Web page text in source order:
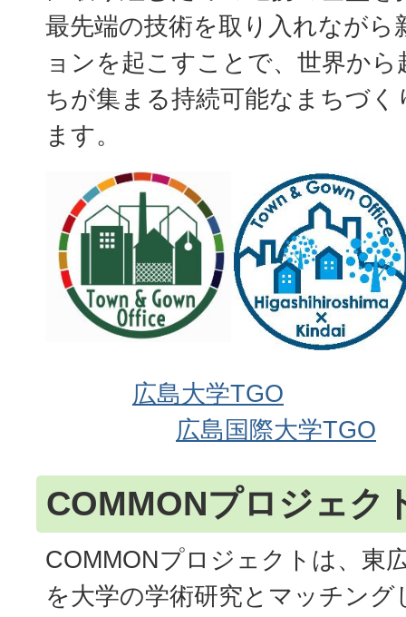
最先端の技術を取り入れながら
ョンを起こすことで、世界か
ちが集まる持続可能なまちづく
ます。
広島大学TGO
広島国際大学TGO
COMMONプロジェク
COMMONプロジェクトは、東
を大学の学術研究とマッチング